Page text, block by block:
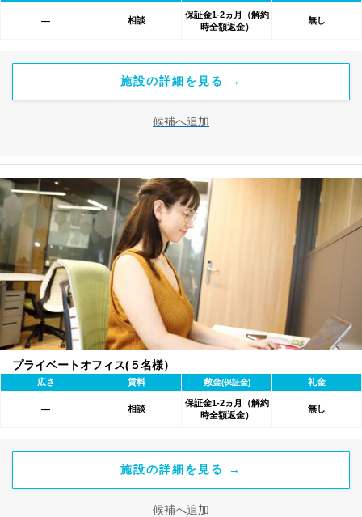
― 相談
保証金1-2ヵ月（解約
時全額返金）
無し
施設の詳細を見る →
候補へ追加
プライベートオフィス(５名様）
広さ 賃料 敷金(保証金) 礼金
― 相談
保証金1-2ヵ月（解約
時全額返金）
無し
施設の詳細を見る →
候補へ追加